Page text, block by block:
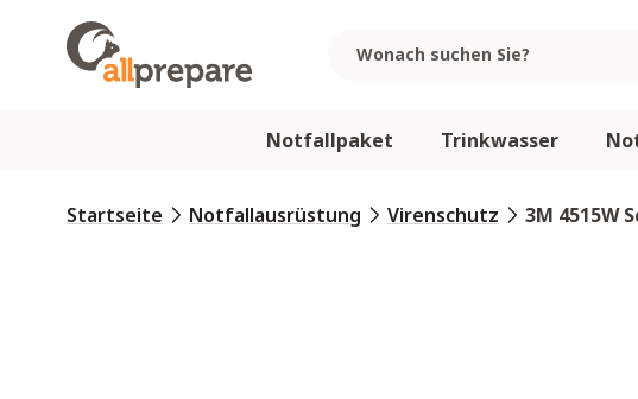
Notfallpaket Trinkwasser
Startseite Notfallausrüstung Virenschutz 3M 4515W